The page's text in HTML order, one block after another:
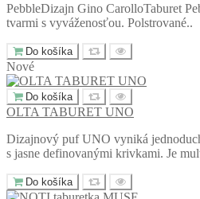
PebbleDizajn Gino CarolloTaburet
tvarmi s vyváženosťou. Polstrované..
Do košíka
Nové
Do košíka
OLTA TABURET UNO
Dizajnový puf UNO vyniká
s jasne definovanými krivkami. Je
Do košíka